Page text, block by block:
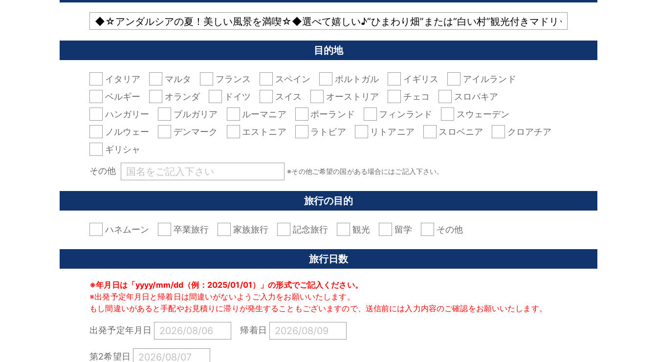
目的地
イタリア マルタ フランス スペイン ポルトガル イギリス
アイルランド
ベルギー
オランダ ドイツ スイス オーストリア チェコ
スロバキア
ハンガリー
ブルガリア ルーマニア ポーランド フィンランド
スウェーデン
ノルウェー
デンマーク エストニア ラトビア リトアニア スロベニア
クロアチア
ギリシャ
その他 ※その他ご希望の国がある場合にはご記入下さい。
旅行の目的
ハネムーン 卒業旅行 家族旅行 記念旅行 観光 留学 その他
旅行日数
※年月日は「yyyy/mm/dd（例：2025/01/01）」の形式でご記入ください。
※出発予定年月日と帰着日は間違いがないようご入力をお願いいたします。
もし間違いがあると手配やお見積りに滞りが発生することもございますので、送信前には入力内容のご確認をお願いいたします。
出発予定年月日 帰着日
第2希望日